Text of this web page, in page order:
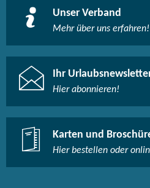
Unser Verband
Mehr über uns erfahren!
Ihr
Hier abonnieren!
Karten und
Hier bestellen oder